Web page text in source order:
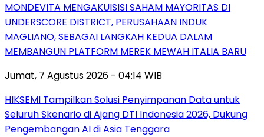
MONDEVITA MENGAKUISISI SAHAM MAYORITAS DI
UNDERSCORE DISTRICT, PERUSAHAAN INDUK
MAGLIANO, SEBAGAI LANGKAH KEDUA DALAM
MEMBANGUN PLATFORM MEREK MEWAH ITALIA BARU
Jumat, 7 Agustus 2026 - 04:14 WIB
HIKSEMI Tampilkan Solusi Penyimpanan Data untuk
Seluruh Skenario di Ajang DTI Indonesia 2026, Dukung
Pengembangan AI di Asia Tenggara